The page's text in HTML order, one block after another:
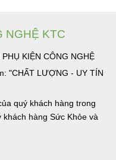
NGHỆ KTC
KIỆN CÔNG NGHỆ
"CHẤT LƯỢNG - UY TÍN
quý khách hàng trong
hàng Sức Khỏe và